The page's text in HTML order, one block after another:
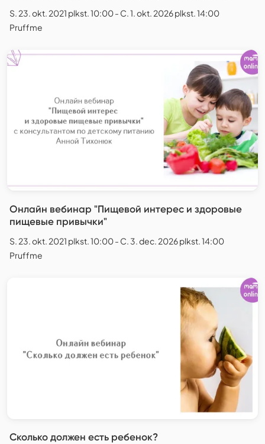
S. 23. okt. 2021 plkst. 10:00 - C. 1. okt. 2026 plkst. 14:00
Pruffme
Онлайн вебинар "Пищевой интерес и здоровые
пищевые привычки"
S. 23. okt. 2021 plkst. 10:00 - C. 3. dec. 2026 plkst. 14:00
Pruffme
Сколько должен есть ребенок?